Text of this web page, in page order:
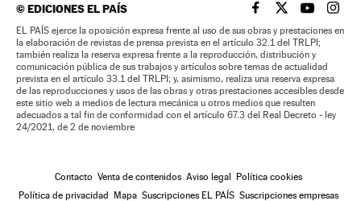
©EDICIONES EL PAÍS EL PAÍS BRASIL EN
EL PAÍSEL PAÍS
EL
EL PAÍS ejerce la oposición expresa frente al uso de sus obras y prestaciones en
la elaboración de revistas de prensa prevista en el artículo 32.1 del TRLPI;
también realiza la reserva expresa frente a la reproducción, distribución y
comunicación pública de sus trabajos y artículos sobre temas de actualidad
prevista en el artículo 33.1 del TRLPI; y, asimismo, realiza una reserva expresa
de las reproducciones y usos de las obras y otras prestaciones accesibles desde
este sitio web a medios de lectura mecánica u otros medios que resulten
adecuados a tal fin de conformidad con el artículo 67.3 del Real Decreto - ley
24/2021, de 2 de noviembre
Contacto Venta de contenidos Aviso legal Política cookies
Política de privacidad Mapa Suscripciones EL PAÍS Suscripciones empresas